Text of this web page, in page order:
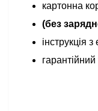
картонна
(без
інструкція з